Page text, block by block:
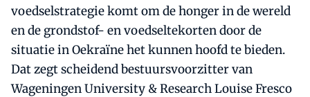
voedselstrategie komt om de honger in de wereld
en de grondstof- en voedseltekorten door de
situatie in Oekraïne het kunnen hoofd te bieden.
Dat zegt scheidend bestuursvoorzitter van
Wageningen University & Research Louise Fresco